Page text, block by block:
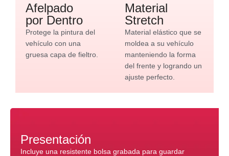
Afelpado
por Dentro
Protege la pintura del
vehículo con una
gruesa capa de fieltro.
Material
Stretch
Material elástico que se
moldea a su vehículo
manteniendo la forma
del frente y logrando un
ajuste perfecto.
Presentación
Incluye una resistente bolsa grabada para guardar